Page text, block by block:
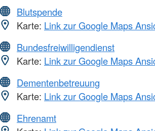
Blutspende
Karte: Link zur Google Maps
Bundesfreiwilligendienst
Karte: Link zur Google Maps
Dementenbetreuung
Karte: Link zur Google Maps
Ehrenamt